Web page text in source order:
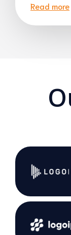
Read more